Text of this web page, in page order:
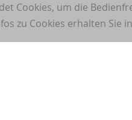
Cookies, um die
zu Cookies erhalten Sie